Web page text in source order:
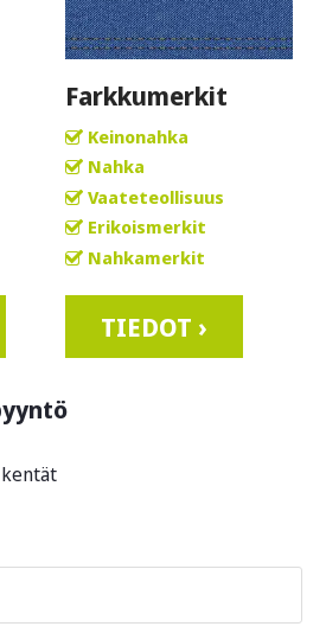
Farkkumerkit
Keinonahka
Nahka
Vaateteollisuus
Erikoismerkit
Nahkamerkit
TIEDOT ›